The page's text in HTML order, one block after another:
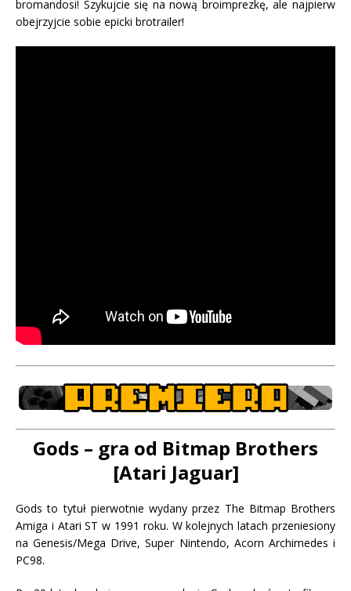
bromandosi! Szykujcie się na nową broimprezkę, ale najpierw
obejrzyjcie sobie epicki brotrailer!
Gods – gra od Bitmap Brothers
[Atari Jaguar]
Gods to tytuł pierwotnie wydany przez The Bitmap Brothers
Amiga i Atari ST w 1991 roku. W kolejnych latach przeniesiony
na Genesis/Mega Drive, Super Nintendo, Acorn Archimedes i
PC98.